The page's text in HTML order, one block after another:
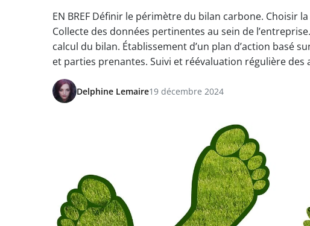
EN BREF Définir le périmètre du bilan carbone. Choisir
Collecte des données pertinentes au sein de
calcul du bilan. Établissement d’un plan d’action basé
et parties prenantes. Suivi et réévaluation régulière des
Delphine Lemaire19 décembre 2024